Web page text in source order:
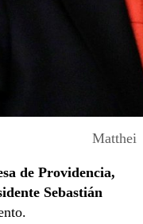
Matthei
de Providencia,
Sebastián